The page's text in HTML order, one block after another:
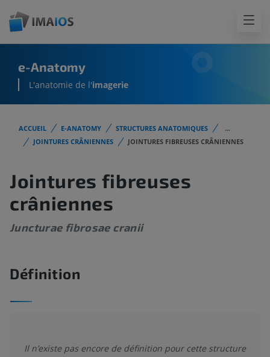
e-Anatomy
L'anatomie de l'imagerie
ACCUEIL E-ANATOMY STRUCTURES ANATOMIQUES
...
JOINTURES CRÂNIENNES
JOINTURES FIBREUSES CRÂNIENNES
Jointures fibreuses
crâniennes
Juncturae fibrosae cranii
Définition
Il n’existe pas encore de définition pour cette structure